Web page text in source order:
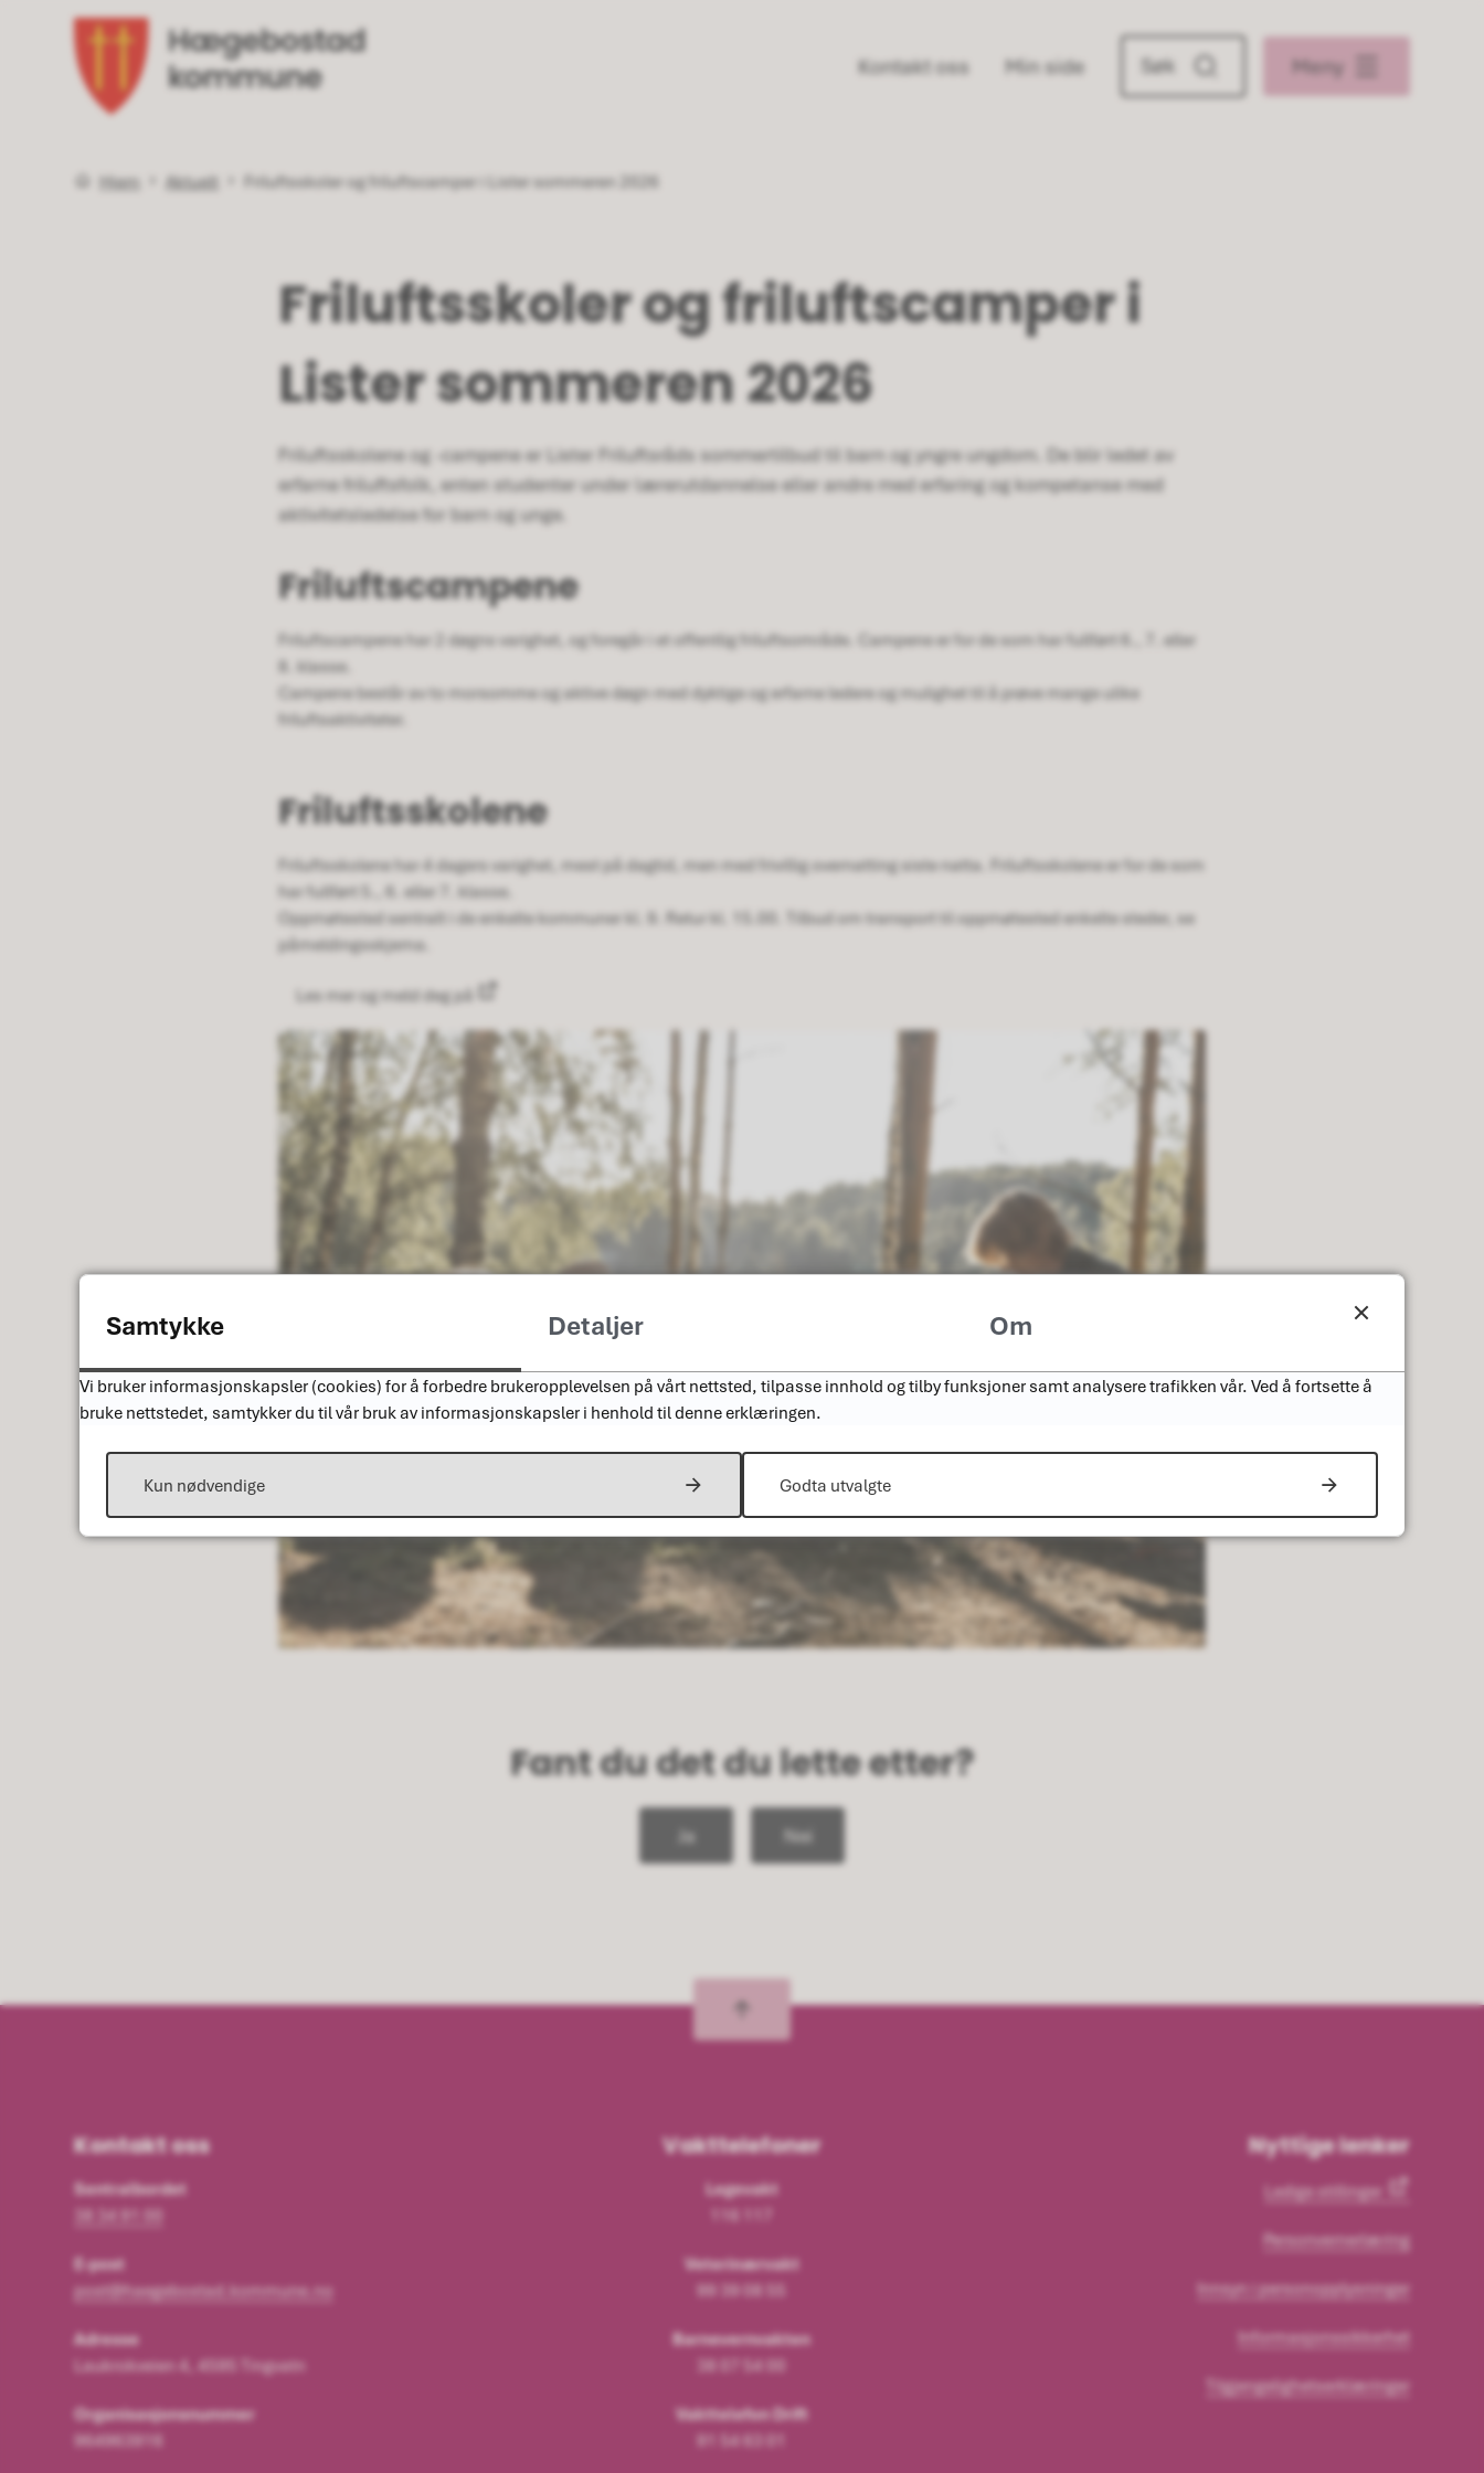
Kontakt oss Min side Meny
Du er her:
Hjem Aktuelt Friluftsskoler og friluftscamper i Lister sommeren 2026
Friluftsskoler og friluftscamper i
Lister sommeren 2026
Friluftsskolene og -campene er Lister Friluftsråds sommertilbud til barn og yngre ungdom. De blir ledet av
erfarne friluftsfolk, enten studenter under lærerutdannelse eller andre med erfaring og kompetanse med
aktivitetsledelse for barn og unge.
Friluftscampene
Friluftscampene har 2 døgns varighet, og foregår i et offentlig friluftsområde. Campene er for de som har fullført 6., 7. eller
8. klasse.
Campene består av to morsomme og aktive døgn med dyktige og erfarne ledere og mulighet til å prøve mange ulike
friluftsaktiviteter.
Friluftsskolene
Friluftsskolene har 4 dagers varighet, mest på dagtid, men med frivillig overnatting siste natta. Friluftsskolene er for de som
har fullført 5., 6. eller 7. klasse.
Oppmøtested sentralt i de enkelte kommuner kl. 9. Retur kl. 15.00. Tilbud om transport til oppmøtested enkelte steder, se
påmeldingsskjema.
Les mer og meld deg på
Fant du det du lette etter?
Ja Nei
Kontakt oss
Sentralbordet
38 34 91 00
E-post
post@haegebostad.kommune.no
Adresse
Laukrokveien 4, 4595 Tingvatn
Organisasjonsnummer
964963916
Vakttelefoner
Legevakt
116 117
Veterinærvakt
99 39 08 55
Barnevernvakten
38 07 54 00
Vakttelefon Drift
91 54 63 01
Nyttige lenker
Ledige stillinger
Personvernerlæring
Innsyn i personopplysninger
Informasjonssikkerhet
Tilgjengelighetserklæringer
Samtykke Detaljer Om
Vi bruker informasjonskapsler (cookies) for å forbedre brukeropplevelsen på vårt nettsted, tilpasse innhold og tilby funksjoner samt analysere trafikken vår. Ved å fortsette å
bruke nettstedet, samtykker du til vår bruk av informasjonskapsler i henhold til denne erklæringen.
Kun nødvendige Godta utvalgte